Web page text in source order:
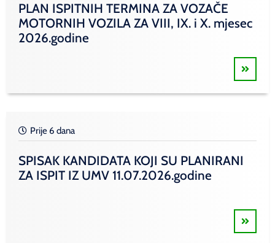
PLAN ISPITNIH TERMINA ZA VOZAČE
MOTORNIH VOZILA ZA VIII, IX. i X. mjesec
2026.godine
Prije 6 dana
SPISAK KANDIDATA KOJI SU PLANIRANI
ZA ISPIT IZ UMV 11.07.2026.godine